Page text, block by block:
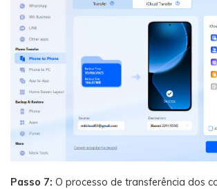
Passo 7: O processo de transferência dos